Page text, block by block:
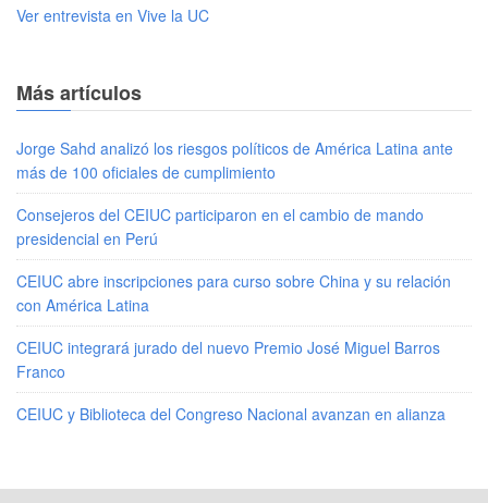
Ver entrevista en Vive la UC
Más artículos
Jorge Sahd analizó los riesgos políticos de América Latina ante
más de 100 oficiales de cumplimiento
Consejeros del CEIUC participaron en el cambio de mando
presidencial en Perú
CEIUC abre inscripciones para curso sobre China y su relación
con América Latina
CEIUC integrará jurado del nuevo Premio José Miguel Barros
Franco
CEIUC y Biblioteca del Congreso Nacional avanzan en alianza